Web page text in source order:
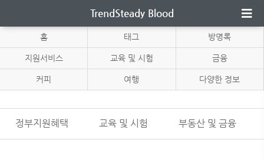
TrendSteady Blood
홈 태그 방명록
지원서비스 교육 및 시험 금융
커피 여행 다양한 정보
정부지원혜택 교육 및 시험 부동산 및 금융